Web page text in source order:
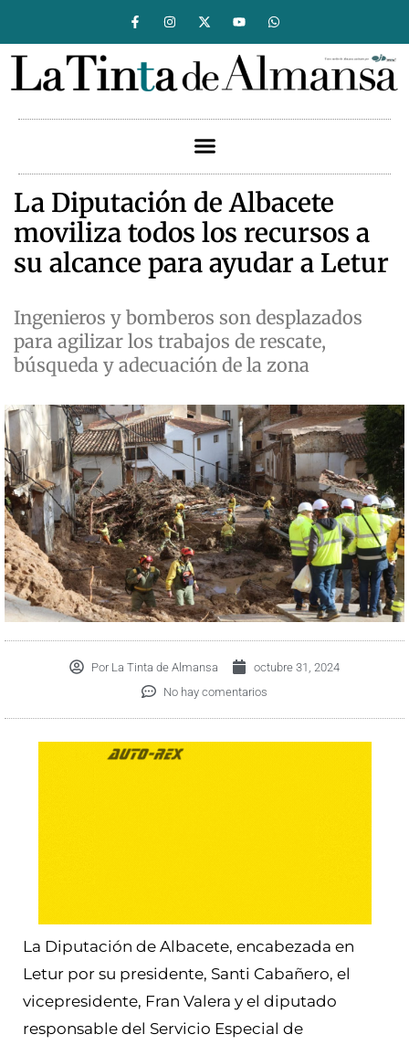
La Diputación de Albacete
moviliza todos los recursos a
su alcance para ayudar a Letur
Ingenieros y bomberos son desplazados
para agilizar los trabajos de rescate,
búsqueda y adecuación de la zona
Por La Tinta de Almansa
octubre 31, 2024
No hay comentarios
La Diputación de Albacete, encabezada en
Letur por su presidente, Santi Cabañero, el
vicepresidente, Fran Valera y el diputado
responsable del Servicio Especial de